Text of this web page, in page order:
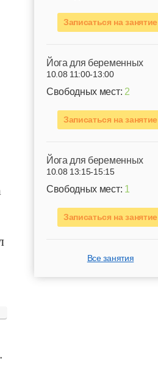
Записаться на занятие
Йога для беременных
10.08 11:00-13:00
Свободных мест: 2
Записаться на занятие
Йога для беременных
10.08 13:15-15:15
Свободных мест: 1
Записаться на занятие
Все занятия